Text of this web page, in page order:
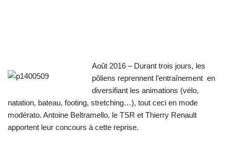
Août 2016 – Durant trois jours, les
pôliens reprennent l’entraînement en
diversifiant les animations (vélo,
natation, bateau, footing, stretching…), tout ceci en mode
modérato. Antoine Beltramello, le TSR et Thierry Renault
apportent leur concours à cette reprise.